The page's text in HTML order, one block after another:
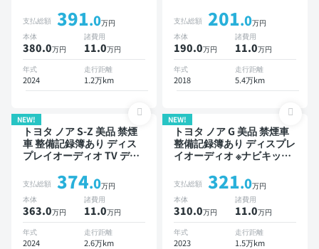
ター オートクルーズ 3列シ
ート スマートキー ETC バ
ックモニター ドライブレコ
ーダー 衝突軽減 7人乗り
支払総額 391.0万円
本体
380.0万円
諸費用
11.0万円
年式
2024
走行距離
1.2万km
ートキー ETC バックモニ
ター ドライブレコーダー
衝突軽減 両側電動スライド
ドア 8人乗り
支払総額 201.0万円
本体
190.0万円
諸費用
11.0万円
年式
2018
走行距離
5.4万km
NEW!
トヨタ ノア S-Z 美品 禁煙
車 整備記録簿あり ディス
プレイオーディオ TV デジ
クルーズ 3列シート スマー
トキー ETC バックモニタ
ー ドライブレコーダー 衝
突軽減 両側電動スライドド
ア 7人乗り
支払総額 374.0万円
本体
363.0万円
諸費用
11.0万円
年式
2024
走行距離
2.6万km
NEW!
トヨタ ノア G 美品 禁煙車
整備記録簿あり ディスプレ
イオーディオ ※ナビキット
列シート スマートキー
ETC バックモニター 衝突
軽減 片側電動スライドドア
7人乗り
支払総額 321.0万円
本体
310.0万円
諸費用
11.0万円
年式
2023
走行距離
1.5万km